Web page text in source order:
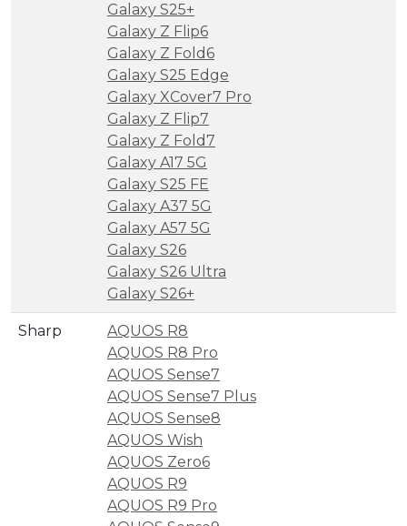
Galaxy S25+
Galaxy Z Flip6
Galaxy Z Fold6
Galaxy S25 Edge
Galaxy XCover7 Pro
Galaxy Z Flip7
Galaxy Z Fold7
Galaxy A17 5G
Galaxy S25 FE
Galaxy A37 5G
Galaxy A57 5G
Galaxy S26
Galaxy S26 Ultra
Galaxy S26+
Sharp
AQUOS R8
AQUOS R8 Pro
AQUOS Sense7
AQUOS Sense7 Plus
AQUOS Sense8
AQUOS Wish
AQUOS Zero6
AQUOS R9
AQUOS R9 Pro